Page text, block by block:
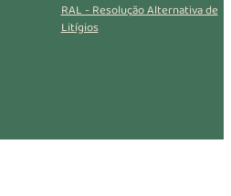
RAL - Resolução Alternativa de
Litígios